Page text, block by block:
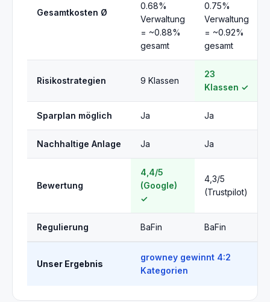
Gesamtkosten Ø
0.68%
Verwaltung
= ~0.88%
gesamt
0.75%
Verwaltung
= ~0.92%
gesamt
Risikostrategien 9 Klassen
23
Klassen ✓
Sparplan möglich Ja Ja
Nachhaltige Anlage Ja Ja
Bewertung
4,4/5
(Google)
✓
4,3/5
(Trustpilot)
Regulierung BaFin BaFin
Unser Ergebnis
growney gewinnt 4:2
Kategorien